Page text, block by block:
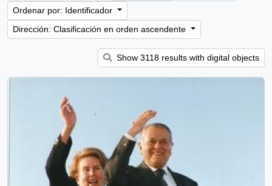
Ordenar por: Identificador
Dirección: Clasificación en orden ascendente
Show 3118 results with digital objects